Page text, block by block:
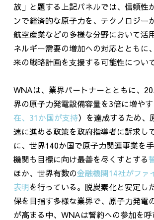
放」と題する上記パネルでは、信頼性
ンで経済的な原子力を、テクノロジー
航空産業などの多様な分野において活
ネルギー需要の増加への対応とともに
来の戦略計画を支援する可能性につい
WNAは、業界パートナーとともに、
界の原子力発電設備容量を3倍に増や
在、31か国が支持）を達成するため、
速に進める政策を政府指導者に訴求し
に、世界140か国で原子力関連事業を
機関も目標に向け最善を尽くすとする
ほか、世界有数の金融機関14社がファ
表明を行っている。脱炭素化と安定し
保を目指す多様な業界で、原子力発電
が高まる中、 WNAは誓約への参加を